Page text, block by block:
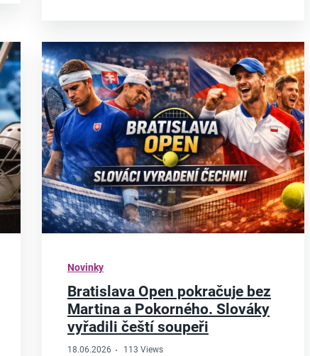
Novinky
Bratislava Open pokračuje bez
Martina a Pokorného. Slováky
vyřadili čeští soupeři
18.06.2026 113 Views